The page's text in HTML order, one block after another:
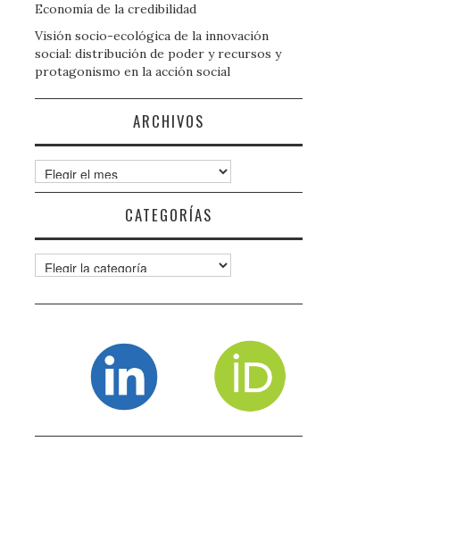
Economía de la credibilidad
Visión socio-ecológica de la innovación
social: distribución de poder y recursos y
protagonismo en la acción social
ARCHIVOS
Archivos
CATEGORÍAS
Categorías